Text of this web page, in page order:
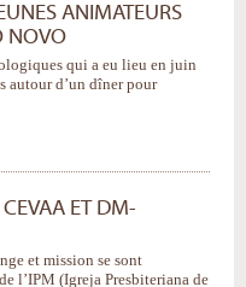
ANIMATEURS
NOVO
qui a eu lieu en juin
autour d’un dîner pour
ET DM-
et mission se sont
l’IPM (Igreja Presbiteriana de